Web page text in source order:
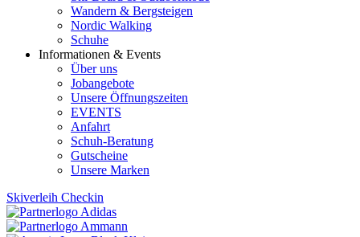
Wandern & Bergsteigen
Nordic Walking
Schuhe
Informationen & Events
Über uns
Jobangebote
Unsere Öffnungszeiten
EVENTS
Anfahrt
Schuh-Beratung
Gutscheine
Unsere Marken
Skiverleih Checkin